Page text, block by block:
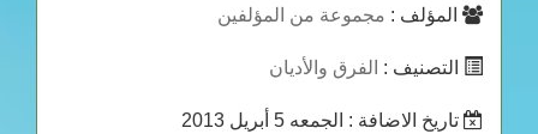
المؤلف : مجموعة من المؤلفين
التصنيف : الفرق والأديان
تاريخ الاضافة : الجمعه 5 أبريل 2013